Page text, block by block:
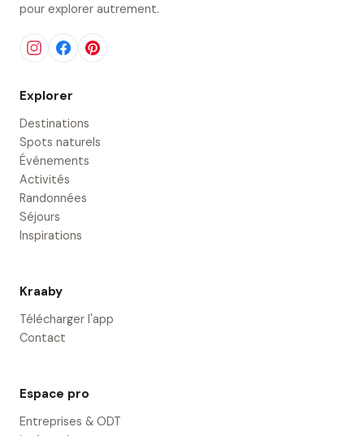
pour explorer autrement.
Explorer
Destinations
Spots naturels
Événements
Activités
Randonnées
Séjours
Inspirations
Kraaby
Télécharger l'app
Contact
Espace pro
Entreprises & ODT